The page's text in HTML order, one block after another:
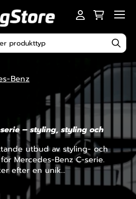
Benz
– styling, styling och
utbud av styling- och
Mercedes-Benz C-serie.
efter en unik...